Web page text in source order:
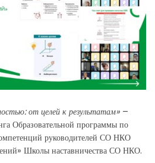
от целей к результатам» –
Образовательной программы по
руководителей СО НКО
Школы наставничества СО НКО.